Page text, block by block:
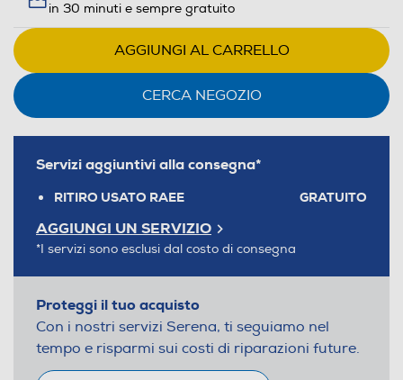
in 30 minuti e sempre gratuito
AGGIUNGI AL CARRELLO
CERCA NEGOZIO
Servizi aggiuntivi alla consegna*
RITIRO USATO RAEE GRATUITO
AGGIUNGI UN SERVIZIO
*I servizi sono esclusi dal costo di consegna
Proteggi il tuo acquisto
Con i nostri servizi Serena, ti seguiamo nel
tempo e risparmi sui costi di riparazioni future.